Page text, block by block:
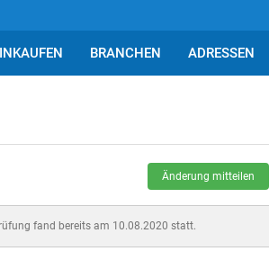
BRANCHEN ADRESSEN
Änderung mitteilen
fand bereits am 10.08.2020 statt.